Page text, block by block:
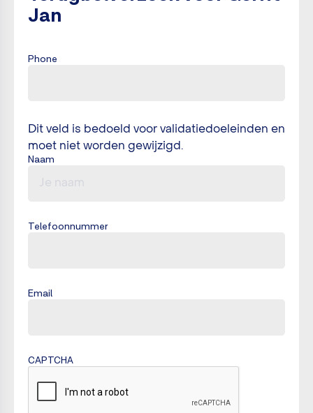
Jan
Phone
Dit veld is bedoeld voor validatiedoeleinden en
moet niet worden gewijzigd.
Naam
Telefoonnummer
Email
CAPTCHA